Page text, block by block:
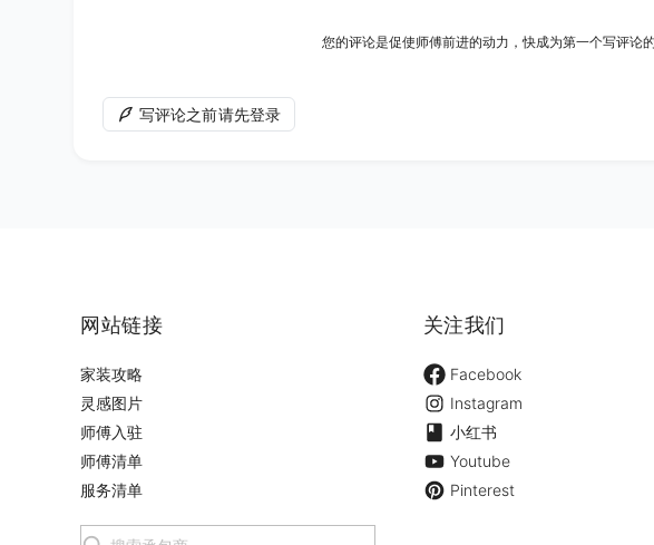
您的评论是促使师傅前进的动力，快成为第一个写评论的
写评论之前请先登录
网站链接
家装攻略
灵感图片
师傅入驻
师傅清单
服务清单
关注我们
Facebook
Instagram
小红书
Youtube
Pinterest